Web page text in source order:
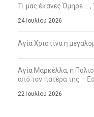
Τι μας έκανες Όμηρε …
24 Ιουλίου 2026
Αγία Χριστίνα η
Αγία Μαρκέλλα, η
από τον πατέρα της –
22 Ιουλίου 2026